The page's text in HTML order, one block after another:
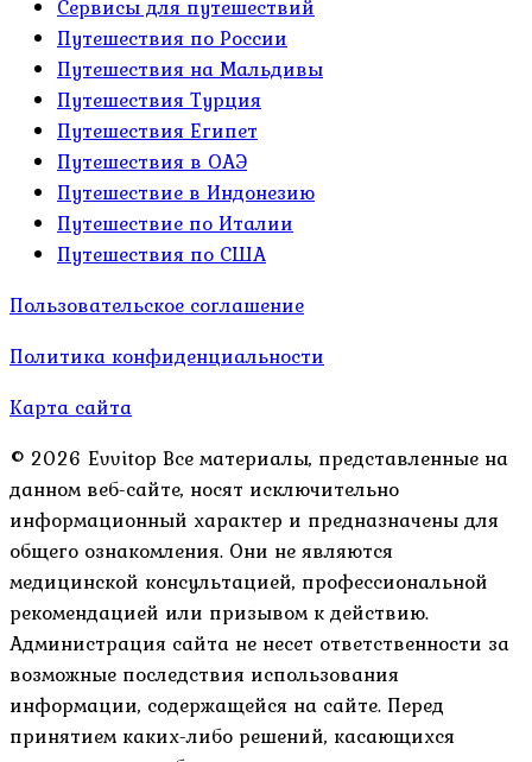
Сервисы для путешествий
Путешествия по России
Путешествия на Мальдивы
Путешествия Турция
Путешествия Египет
Путешествия в ОАЭ
Путешествие в Индонезию
Путешествие по Италии
Путешествия по США
Пользовательское соглашение
Политика конфиденциальности
Карта сайта
© 2026 Evvitop Все материалы, представленные на
данном веб-сайте, носят исключительно
информационный характер и предназначены для
общего ознакомления. Они не являются
медицинской консультацией, профессиональной
рекомендацией или призывом к действию.
Администрация сайта не несет ответственности за
возможные последствия использования
информации, содержащейся на сайте. Перед
принятием каких-либо решений, касающихся